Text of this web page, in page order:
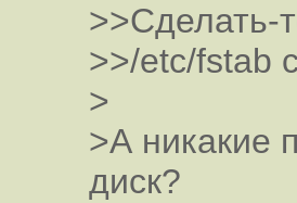
>>Сделать-
>>/etc/fstab
>
>А никакие
диск?